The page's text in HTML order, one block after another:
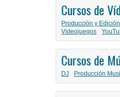
Cursos de
Producción y
Videojuegos
Cursos de
DJ Producción